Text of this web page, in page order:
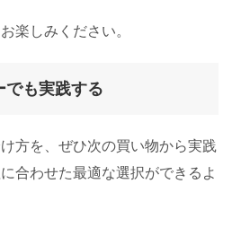
楽しみください。
でも実践する
方を、ぜひ次の買い物から実践
合わせた最適な選択ができるよ